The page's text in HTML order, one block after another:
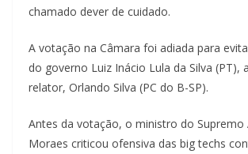
chamado dever de cuidado.
A votação na Câmara foi adiada para
do governo Luiz Inácio Lula da Silva (PT),
relator, Orlando Silva (PC do B-SP).
Antes da votação, o ministro do Supremo
Moraes criticou ofensiva das big techs